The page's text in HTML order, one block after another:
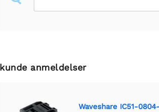
kunde anmeldelser
Waveshare IC51-